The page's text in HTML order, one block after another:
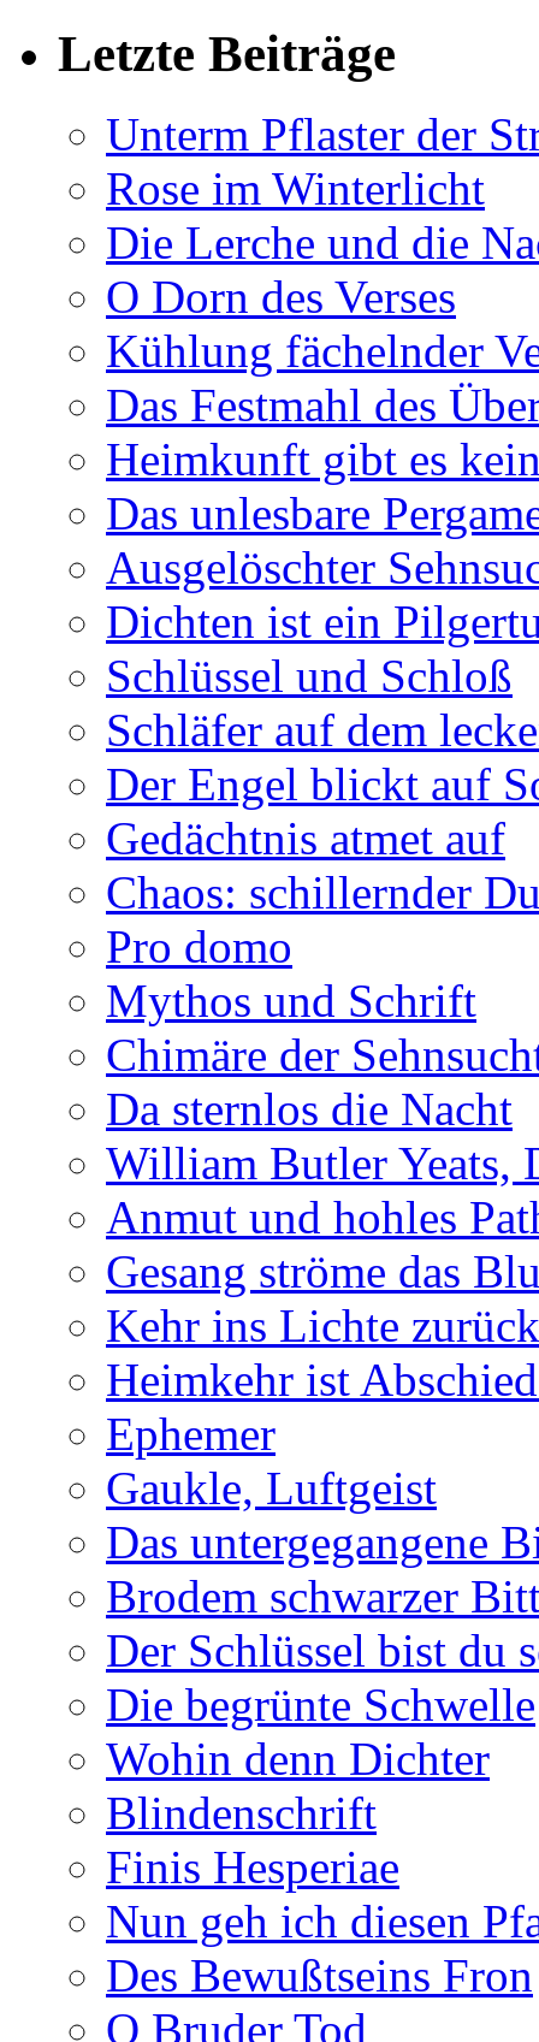
Letzte Beiträge
Unterm Pflaster der
Rose im Winterlicht
Die Lerche und die
O Dorn des Verses
Kühlung fächelnder
Das Festmahl des
Heimkunft gibt es
Das unlesbare
Ausgelöschter
Dichten ist ein
Schlüssel und Schloß
Schläfer auf dem
Der Engel blickt auf
Gedächtnis atmet auf
Chaos: schillernder
Pro domo
Mythos und Schrift
Chimäre der
Da sternlos die Nacht
William Butler Yeats,
Anmut und hohles
Gesang ströme das
Kehr ins Lichte zurück
Heimkehr ist
Ephemer
Gaukle, Luftgeist
Das untergegangene
Brodem schwarzer
Der Schlüssel bist du
Die begrünte Schwelle
Wohin denn Dichter
Blindenschrift
Finis Hesperiae
Nun geh ich diesen
Des Bewußtseins Fron
O Bruder Tod